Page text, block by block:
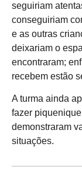
seguiriam
conseguiriam
e as outras
deixariam o
encontraram;
recebem estão
A turma ainda
fazer
demonstraram
situações.